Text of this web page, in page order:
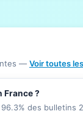
— Voir toutes
France ?
des bulletins